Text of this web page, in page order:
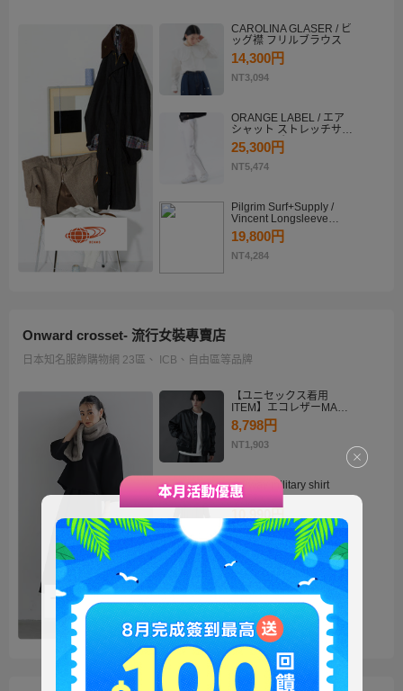
CAROLINA GLASER / ビ
ッグ襟 フリルブラウス
14,300円
NT3,094
ORANGE LABEL / エア
シャット ストレッチサイ
ドラインパンツ
25,300円
NT5,474
Pilgrim Surf+Supply /
Vincent Longsleeve
Shirt
19,800円
NT4,284
Onward crosset- 流行女裝專賣店
日本知名服飾購物網 23區、 ICB、自由區等品牌
【ユニセックス着用
ITEM】エコレザーMA－
1
8,798円
NT1,903
・2way military shirt
dress
NT2,378
【洗える】褒めらレディ
テーラード ジャケット
14,900円
NT3,224